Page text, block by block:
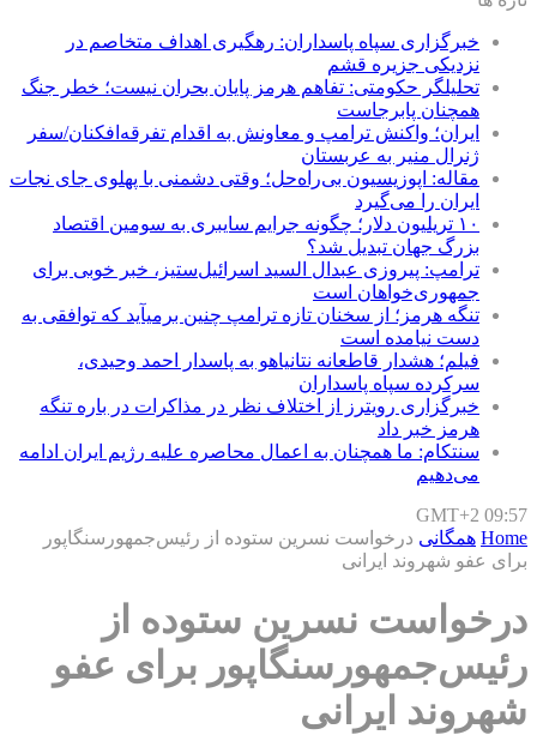
خبرگزاری سپاه پاسداران: رهگیری اهداف متخاصم در
نزدیکی جزیره قشم
تحلیلگر حکومتی: تفاهم هرمز پایان بحران نیست؛ خطر جنگ
همچنان پابرجاست
ایران؛ واکنش ترامپ و معاونش به اقدام تفرقه‌افکنان/سفر
ژنرال منیر به عربستان
مقاله: اپوزیسیون بی‌راه‌حل؛ وقتی دشمنی با پهلوی جای نجات
ایران را می‌گیرد
۱۰ تریلیون دلار؛ چگونه جرایم سایبری به سومین اقتصاد
بزرگ جهان تبدیل شد؟
ترامپ: پیروزی عبدال السید اسرائیل‌ستیز، خبر خوبی برای
جمهوری‌خواهان است
تنگه هرمز؛ از سخنان تازه ترامپ چنین برمیآید که توافقی به
دست نیامده است
فیلم؛ هشدار قاطعانه نتانیاهو به پاسدار احمد وحیدی،
سرکرده سپاه پاسداران
خبرگزاری رویترز از اختلاف نظر در مذاکرات در باره تنگه
هرمز خبر داد
سنتکام: ما همچنان به اعمال محاصره علیه رژیم ایران ادامه
می‌دهیم
GMT+2 09:57
Home همگانی درخواست نسرین ستوده از رئیس‌جمهورسنگاپور
برای عفو شهروند ایرانی
درخواست نسرین ستوده از
رئیس‌جمهورسنگاپور برای عفو
شهروند ایرانی